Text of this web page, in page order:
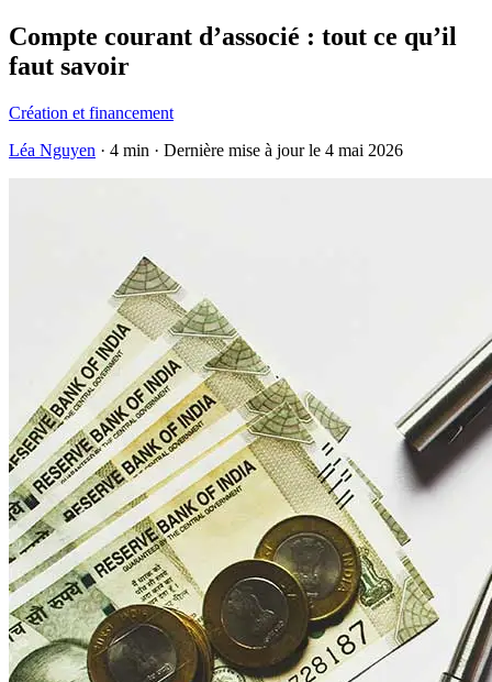
Compte courant d’associé : tout ce qu’il
faut savoir
Création et financement
Léa Nguyen · 4 min · Dernière mise à jour le 4 mai 2026